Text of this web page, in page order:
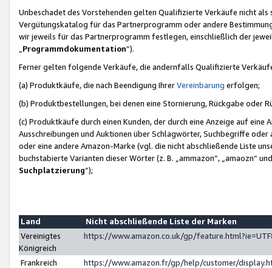
Unbeschadet des Vorstehenden gelten Qualifizierte Verkäufe nicht
Vergütungskatalog für das Partnerprogramm oder andere
wir jeweils für das Partnerprogramm festlegen, einschließlich der
Programmdokumentation“).
Ferner gelten folgende Verkäufe, die andernfalls Qualifizierte
(a) Produktkäufe, die nach Beendigung IhrerVereinbarung erfolgen;
(b) Produktbestellungen, bei denen eine Stornierung, Rückgabe oder
(c) Produktkäufe durch einen Kunden, der durch eine Anzeige auf
Ausschreibungen und Auktionen über Schlagwörter, Suchbegriffe
oder eine andere Amazon-Marke (vgl. die nicht abschließende Liste
buchstabierte Varianten dieser Wörter (z. B. „ammazon“, „amaozn“
Suchplatzierung”);
Land
Nicht abschließende Liste der Marken
Vereinigtes
Königreich
https://www.amazon.co.uk/gp/
Frankreich
https://www.amazon.fr/gp/help/customer/